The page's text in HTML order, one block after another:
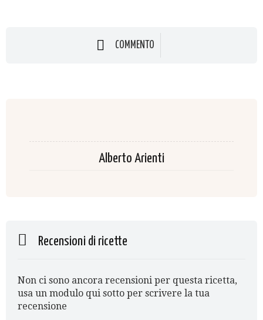
COMMENTO
Alberto Arienti
Recensioni di ricette
Non ci sono ancora recensioni per questa ricetta,
usa un modulo qui sotto per scrivere la tua
recensione